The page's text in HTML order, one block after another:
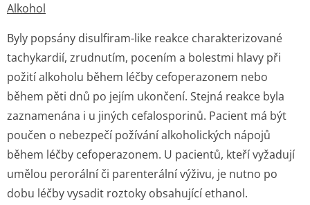
Alkohol
Byly popsány disulfiram-like reakce charakterizované
tachykardií, zrudnutím, pocením a bolestmi hlavy při
požití alkoholu během léčby cefoperazonem nebo
během pěti dnů po jejím ukončení. Stejná reakce byla
zaznamenána i u jiných cefalosporinů. Pacient má být
poučen o nebezpečí požívání alkoholických nápojů
během léčby cefoperazonem. U pacientů, kteří vyžadují
umělou perorální či parenterální výživu, je nutno po
dobu léčby vysadit roztoky obsahující ethanol.